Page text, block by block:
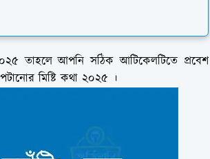
তাহলে আপনি সঠিক আটিকেলটিতে প্রবেশ
মিষ্টি কথা ২০২৫ ।